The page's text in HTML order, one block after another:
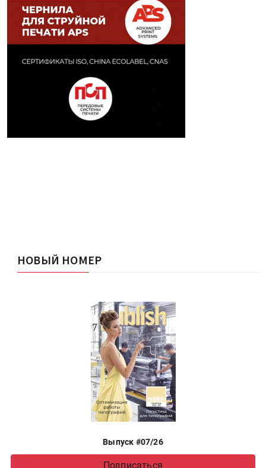
НОВЫЙ НОМЕР
Выпуск #07/26
Подписаться